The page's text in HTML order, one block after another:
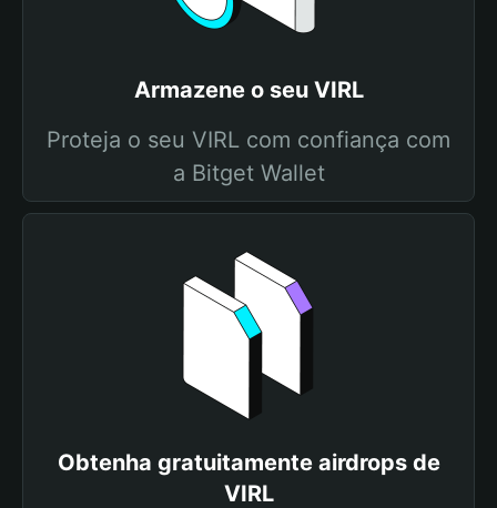
Armazene o seu VIRL
Proteja o seu VIRL com confiança com
a Bitget Wallet
Obtenha gratuitamente airdrops de
VIRL